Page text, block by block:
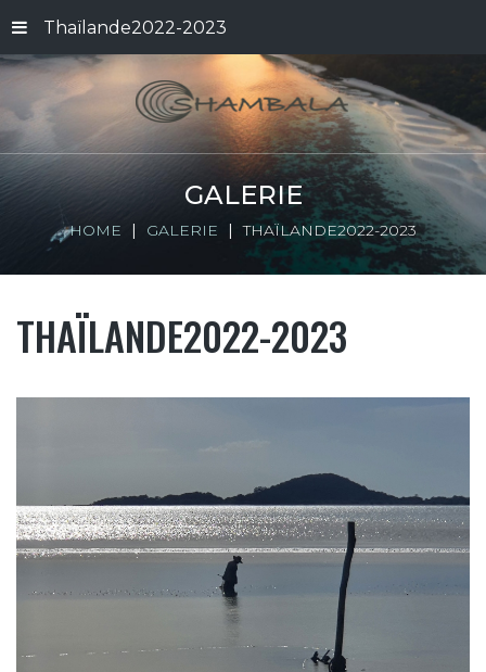
Thaïlande2022-2023
GALERIE
HOME GALERIE THAÏLANDE2022-2023
THAÏLANDE2022-2023